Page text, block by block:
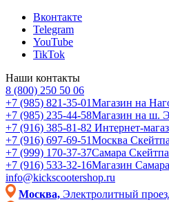
Вконтакте
Telegram
YouTube
TikTok
Наши контакты
8 (800) 250 50 06
+7 (985) 821-35-01Магазин на
+7 (985) 235-44-58Магазин на ш.
+7 (916) 385-81-82 Интернет-
+7 (916) 697-69-51Москва
+7 (999) 170-37-37Самара
+7 (916) 533-32-16Магазин Самара
info@kickscootershop.ru
Москва, Электролитный